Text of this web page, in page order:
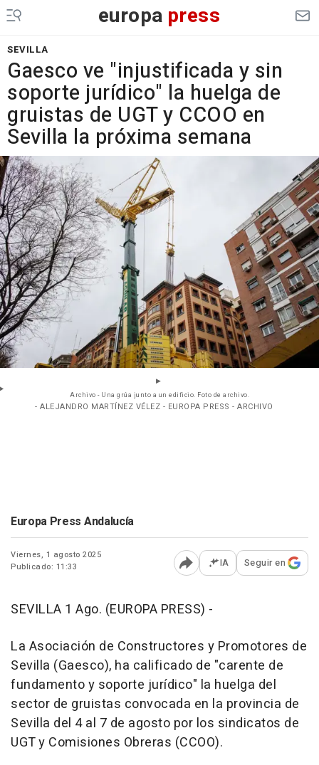
europa press
SEVILLA
Gaesco ve "injustificada y sin
soporte jurídico" la huelga de
gruistas de UGT y CCOO en
Sevilla la próxima semana
Archivo - Una grúa junto a un edificio. Foto de archivo.
- ALEJANDRO MARTÍNEZ VÉLEZ - EUROPA PRESS - ARCHIVO
Europa Press Andalucía
Viernes, 1 agosto 2025
Publicado: 11:33
Abrir opciones para
IA Seguir en
SEVILLA 1 Ago. (EUROPA PRESS) -
La Asociación de Constructores y Promotores de
Sevilla (Gaesco), ha calificado de "carente de
fundamento y soporte jurídico" la huelga del
sector de gruistas convocada en la provincia de
Sevilla del 4 al 7 de agosto por los sindicatos de
UGT y Comisiones Obreras (CCOO).